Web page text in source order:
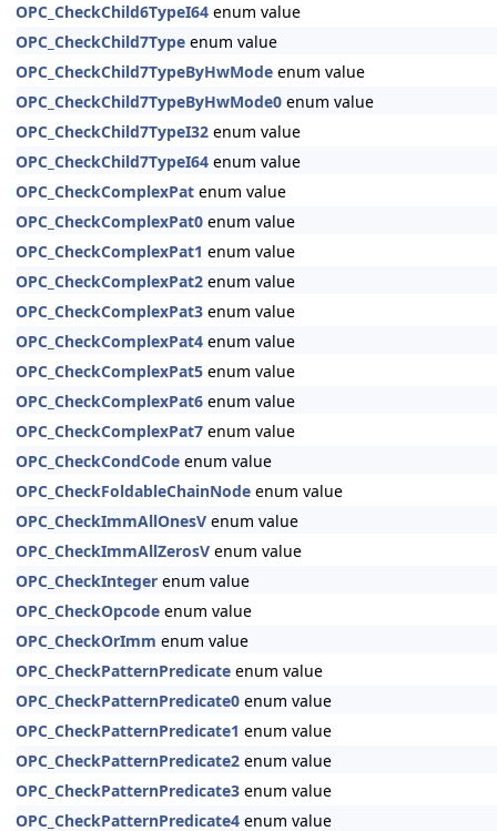
OPC_CheckChild6TypeI64 enum value
OPC_CheckChild7Type enum value
OPC_CheckChild7TypeByHwMode enum value
OPC_CheckChild7TypeByHwMode0 enum value
OPC_CheckChild7TypeI32 enum value
OPC_CheckChild7TypeI64 enum value
OPC_CheckComplexPat enum value
OPC_CheckComplexPat0 enum value
OPC_CheckComplexPat1 enum value
OPC_CheckComplexPat2 enum value
OPC_CheckComplexPat3 enum value
OPC_CheckComplexPat4 enum value
OPC_CheckComplexPat5 enum value
OPC_CheckComplexPat6 enum value
OPC_CheckComplexPat7 enum value
OPC_CheckCondCode enum value
OPC_CheckFoldableChainNode enum value
OPC_CheckImmAllOnesV enum value
OPC_CheckImmAllZerosV enum value
OPC_CheckInteger enum value
OPC_CheckOpcode enum value
OPC_CheckOrImm enum value
OPC_CheckPatternPredicate enum value
OPC_CheckPatternPredicate0 enum value
OPC_CheckPatternPredicate1 enum value
OPC_CheckPatternPredicate2 enum value
OPC_CheckPatternPredicate3 enum value
OPC_CheckPatternPredicate4 enum value